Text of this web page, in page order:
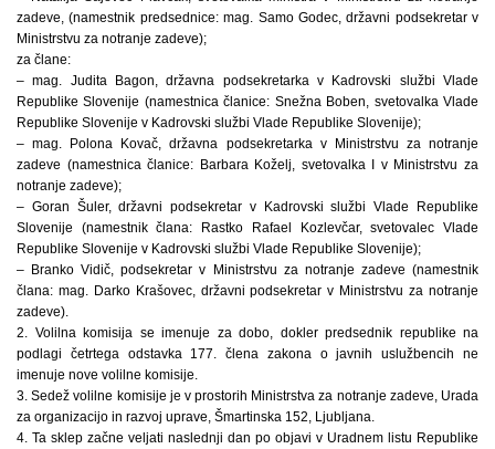
zadeve, (namestnik predsednice: mag. Samo Godec, državni podsekretar v
Ministrstvu za notranje zadeve);
za člane:
– mag. Judita Bagon, državna podsekretarka v Kadrovski službi Vlade
Republike Slovenije (namestnica članice: Snežna Boben, svetovalka Vlade
Republike Slovenije v Kadrovski službi Vlade Republike Slovenije);
– mag. Polona Kovač, državna podsekretarka v Ministrstvu za notranje
zadeve (namestnica članice: Barbara Koželj, svetovalka I v Ministrstvu za
notranje zadeve);
– Goran Šuler, državni podsekretar v Kadrovski službi Vlade Republike
Slovenije (namestnik člana: Rastko Rafael Kozlevčar, svetovalec Vlade
Republike Slovenije v Kadrovski službi Vlade Republike Slovenije);
– Branko Vidič, podsekretar v Ministrstvu za notranje zadeve (namestnik
člana: mag. Darko Krašovec, državni podsekretar v Ministrstvu za notranje
zadeve).
2. Volilna komisija se imenuje za dobo, dokler predsednik republike na
podlagi četrtega odstavka 177. člena zakona o javnih uslužbencih ne
imenuje nove volilne komisije.
3. Sedež volilne komisije je v prostorih Ministrstva za notranje zadeve, Urada
za organizacijo in razvoj uprave, Šmartinska 152, Ljubljana.
4. Ta sklep začne veljati naslednji dan po objavi v Uradnem listu Republike